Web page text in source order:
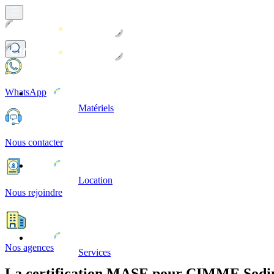
Matériels
Location
Services
WhatsApp
Nous contacter
Nous rejoindre
Nos agences